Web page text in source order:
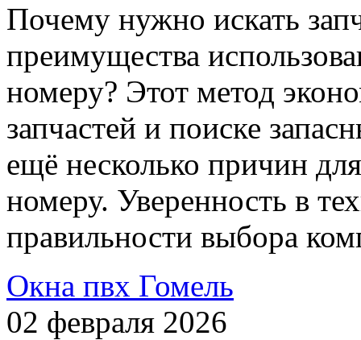
Почему нужно искать
преимущества
номеру? Этот метод
запчастей и поиске
ещё несколько причин
номеру. Уверенность в
правильности выбора
Окна пвх Гомель
02 февраля 2026